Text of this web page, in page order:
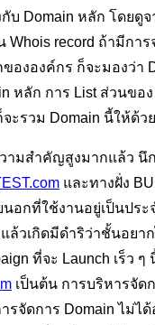
กับ Domain หลัก โดยดู
Whois record ถ้ามีกา
ขององค์กร ก็จะมองว่า
หลัก การ List ส่วนขอ
จะรวม Domain นี้ให้ด้วย
ามสำคัญสูงมากแล้ว นึ
และทางฝั่ง
นอกที่ใช้งานอยู่เป็นปร
ล้วเกิดมีดำริว่าชั้นอยา
ที่จะ Launch เร็ว ๆ
เป็นต้น การบริหารจัด
จัดการ Domain ไม่ไ